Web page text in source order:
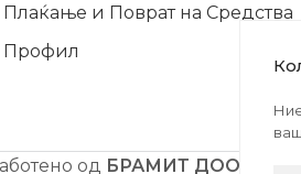
Плаќање и Поврат на Средства
Профил
од БРАМИТ ДООЕЛ